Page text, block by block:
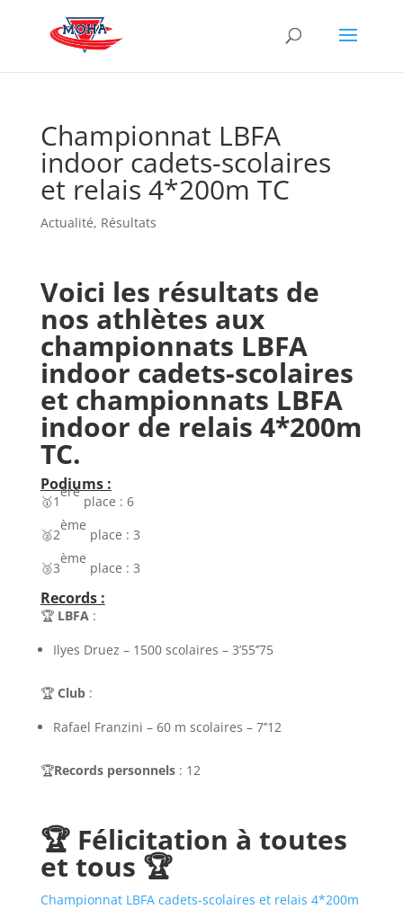
Championnat LBFA
indoor cadets-scolaires
et relais 4*200m TC
Actualité, Résultats
Voici les résultats de
nos athlètes aux
championnats LBFA
indoor cadets-scolaires
et championnats LBFA
indoor de relais 4*200m
TC.
Podiums :
🥇1
ère
place : 6
🥈2
ème
place : 3
🥉3
ème
place : 3
Records :
🏆LBFA :
Ilyes Druez – 1500 scolaires – 3’55’’75
🏆Club :
Rafael Franzini – 60 m scolaires – 7’’12
🏆Records personnels : 12
🏆 Félicitation à toutes
et tous 🏆
Championnat LBFA cadets-scolaires et relais 4*200m